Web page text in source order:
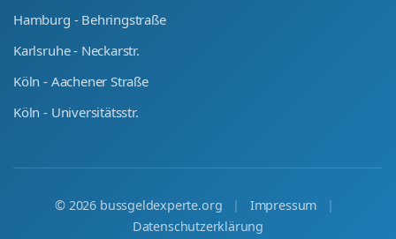
Hamburg - Behringstraße
Karlsruhe - Neckarstr.
Köln - Aachener Straße
Köln - Universitätsstr.
© 2026 bussgeldexperte.org | Impressum
|
Datenschutzerklärung